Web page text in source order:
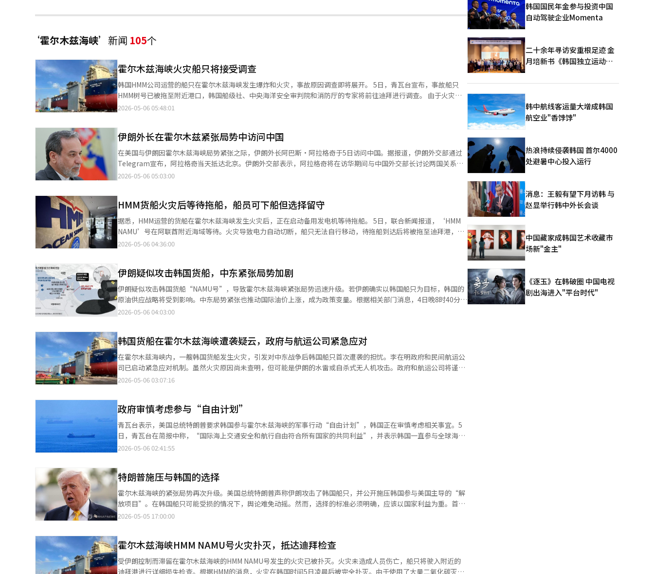
‘霍尔木兹海峡’ 新闻 105个
霍尔木兹海峡火灾船只将接受调查
韩国HMM公司运营的船只在霍尔木兹海峡发生爆炸和火灾，事故原因调查即将展开。 5日，青瓦台宣布，事故船只
HMM树号已被拖至附近港口，韩国船级社、中央海洋安全审判院和消防厅的专家将前往迪拜进行调查。 由于火灾，
HMM树号无法自行航行，需由拖船拖至迪拜港。 船上24名船员，包括6名韩国人，生活物资充足，暂时无碍。 韩国
2026-05-06 05:48:01
伊朗外长在霍尔木兹紧张局势中访问中国
在美国与伊朗因霍尔木兹海峡局势紧张之际，伊朗外长阿巴斯·阿拉格奇于5日访问中国。据报道，伊朗外交部通过
Telegram宣布，阿拉格奇当天抵达北京。伊朗外交部表示，阿拉格奇将在访华期间与中国外交部长讨论两国关系发
展及近期地区和国际局势变化。上月15日，阿拉格奇与中国外交部长王毅曾通过电话讨论战争局势。王毅强调，作为
目”首日动用阿帕奇直升机击沉威胁商船的伊朗快艇。伊朗则在上月8日停火生效后约一个月，向阿联酋发射导弹和
无人机，双方持续对峙。※ 本报道经人工智能（AI）系统翻译与编辑。
2026-05-06 05:03:00
HMM货船火灾后等待拖船，船员可下船但选择留守
据悉，HMM运营的货船在霍尔木兹海峡发生火灾后，正在启动备用发电机等待拖船。 5日，联合新闻报道，‘HMM
NAMU’号在阿联酋附近海域等待。火灾导致电力自动切断，船只无法自行移动，待拖船到达后将被拖至迪拜港，随
后6名韩国籍船员将返回韩国。 HMM表示，包括韩国船员在内的24名船员均无伤害，仍留在船上。 HMM一位负责人
HMM表示，现场船员尚未进入火灾现场。 前一天晚上8时40分（韩国时间），HMM运营的货船（HMM NAMU）在霍
尔木兹海峡阿联酋附近海域发生爆炸和火灾，未造成人员伤亡。※ 本报道经人工智能（AI）系统翻译与编辑。
2026-05-06 04:36:00
伊朗疑似攻击韩国货船，中东紧张局势加剧
伊朗疑似攻击韩国货船“NAMU号”，导致霍尔木兹海峡紧张局势迅速升级。若伊朗确实以韩国船只为目标，韩国的
原油供应战略将受到影响。中东局势紧张也推动国际油价上涨，成为政策变量。根据相关部门消息，4日晚8时40分，
停泊在阿联酋沙迦北部海域的“NAMU号”货船机舱发生爆炸起火。该船由韩国航运公司HMM运营，船上有6名韩国
法通过霍尔木兹海峡，目前有7艘油轮（约1400万桶）被困，紧张局势使其脱身可能性降低。更大的问题是韩国航运
公司可能成为攻击目标。若确认伊朗以韩国船只为目标，红海石油供应将受阻，因为亲伊朗的胡塞武装仍在活动。韩
国工业通商部的原油供应战略可能受影响。本月替代原油量为7462万桶，占平时的87%。若霍尔木兹海峡和红海同
时紧张，沙特阿拉伯延布港等替代港口将出现瓶颈，供应可能受阻。海运费和保险费上涨的可能性也是负担因素。紧
张局势导致费用上涨，最终将转嫁到原油价格上。国际油价立即反应。尽管OPEC+宣布增产，油价仍在上涨。布伦特
的影响尚不确定。作为韩国进口中东原油价格基准的迪拜原油现货市场尚未完全反映紧张局势，新加坡国际石油产品
价格（MOPS）也是如此。8日即将实施的第五次石油最高价格制使政府面临复杂局面。此前第三次和第四次最高价格
基准冻结的主要依据是国际油价稳定。但在油价超过每桶100美元的情况下，中东风险增加，未来油价走势难以预
测。预计很难维持现有的冻结基调。尽管政府冻结最高价格制，零售价格仍在上涨。根据Opinet数据，截至当日下午
2时，全国平均汽油价格为每升2011.42韩元，柴油价格为2005.46韩元，分别上涨0.38韩元和0.25韩元。 ※ 本报道经
2026-05-06 04:03:00
韩国货船在霍尔木兹海峡遭袭疑云，政府与航运公司紧急应对
在霍尔木兹海峡内，一艘韩国货船发生火灾，引发对中东战争后韩国船只首次遭袭的担忧。李在明政府和民间航运公
司已启动紧急应对机制。虽然火灾原因尚未查明，但可能是伊朗的水雷或自杀式无人机攻击。政府和航运公司将谨慎
处理外交关系。据政府和HMM公司消息，5月4日晚8时40分（韩国时间），停泊在阿联酋附近海域的“HMM NAMU
灾发生在美国“解放项目”行动开始后，可能涉及韩国船只被误击。政府与船公司保持实时沟通，制定后续对策。青
瓦台召开会议讨论应对措施，外交部紧急召集中东地区7个使领馆开会，海水部也召开紧急会议。HMM在火灾后立即
启动紧急机制，通过釜山船舶综合状况室监控船只情况。航运专家认为一般机舱火灾可能性低，因船员报告听到爆炸
声，且船只为去年9月下水的新船。可能是伊朗水雷或自杀式无人机攻击。水雷可能无差别投放，但无人机可能识别
韩国船只。根据外部冲击的武器类型，政府的应对方向可能会有所不同。美国总统特朗普在社交媒体上指责伊朗
名外国船员。包括HMM在内的韩国航运公司已开始将船只转移至卡塔尔安全区域。此次事件可能加剧长期滞留船员的
下船要求。海水部表示，将优先安全护送行使下船权的人员回国。※ 本报道经人工智能（AI）系统翻译与编辑。
2026-05-06 03:07:16
政府审慎考虑参与“自由计划”
青瓦台表示，美国总统特朗普要求韩国参与霍尔木兹海峡的军事行动“自由计划”，韩国正在审慎考虑相关事宜。5
日，青瓦台在简报中称，“国际海上交通安全和航行自由符合所有国家的共同利益”，并表示韩国一直参与全球海上
物流网络的稳定和正常化的国际努力。青瓦台补充道，“我们正在综合考虑美国的提议、韩半岛安全局势和国内法律
延，最终在附近船只和救援机构的帮助下，人员伤亡被降至最低。政府正在调查事故原因，派遣中央海洋安全审判院
调查员和消防厅鉴定专家进行详细调查。可能原因包括危险物品管理不当、电气设备故障、外部冲击等，但政府表示
在获得客观可信的调查结果前不会下结论。特朗普总统将此事件归咎于“伊朗的行为”，强调在中东海域进行军事回
应的必要性。但韩国政府表示，目前尚未确认任何国家的介入。美国以确保霍尔木兹海峡安全为由，向盟国提议参
与“自由计划”多国军事行动，旨在保护主要海上交通线，确保油轮和货船的安全航行。韩国此前也在考虑参与由英
力。青瓦台高级官员表示，“作为国际社会的一员，我们的基本立场是确保海上交通安全，但是否参与军事行动尚未
决定。”※ 本报道经人工智能（AI）系统翻译与编辑。
2026-05-06 02:41:55
特朗普施压与韩国的选择
霍尔木兹海峡的紧张局势再次升级。美国总统特朗普声称伊朗攻击了韩国船只，并公开施压韩国参与美国主导的“解
放项目”。在韩国船只可能受损的情况下，舆论难免动摇。然而，选择的标准必须明确，应该以国家利益为重。首
先，必须确认事实。目前尚未确定船只受损是否由伊朗攻击所致。冲突中的初步信息往往被夸大或带有政治意图。仅
备军事保护，不能有任何延误。相反，军事介入等战略决策需谨慎。战术重速度，战略重准确，二者不可混淆。霍尔
木兹海峡是韩国经济的关键动脉，大部分原油进口通过此地。海峡不稳定将导致能源价格上涨和产业成本增加。但利
益存在不意味着立即军事介入。利益要求应对，但应对方式是选择的问题。国益需具体考量。此次事件中，国益并不
2026-05-05 17:00:00
霍尔木兹海峡HMM NAMU号火灾扑灭，抵达迪拜检查
受伊朗控制而滞留在霍尔木兹海峡的HMM NAMU号发生的火灾已被扑灭。火灾未造成人员伤亡，船只将驶入附近的
迪拜港进行详细损失检查。根据HMM的消息，火灾在韩国时间5日凌晨后被完全扑灭。由于使用了大量二氧化碳灭
韩国国民年金参与投资中国
自动驾驶企业Momenta
二十余年寻访安重根足迹 金
月培新书《韩国独立运动圣
版
韩中航线客运量大增成韩国
航空业"香饽饽"
热浪持续侵袭韩国 首尔4000
处避暑中心投入运行
消息：王毅有望下月访韩 与
赵显举行韩中外长会谈
中国藏家成韩国艺术收藏市
场新"金主"
《逐玉》在韩破圈 中国电视
剧出海进入"平台时代"